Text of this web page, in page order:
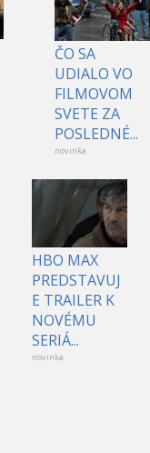
ČO SA
UDIALO VO
FILMOVOM
SVETE ZA
POSLEDNÉ...
novinka
HBO MAX
PREDSTAVUJ
E TRAILER K
NOVÉMU
SERIÁ...
novinka